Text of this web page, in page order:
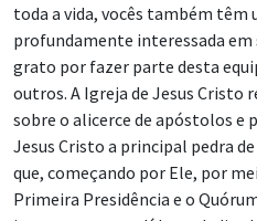
toda a vida, vocês também têm
profundamente interessada
grato por fazer parte desta
outros. A Igreja de Jesus Cristo
sobre o alicerce de apóstolos e
Jesus Cristo a principal pedra
que, começando por Ele, por
Primeira Presidência e o